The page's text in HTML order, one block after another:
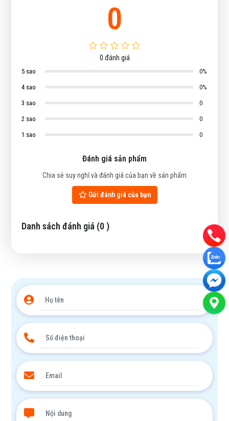
0
0 đánh giá
5 sao 0%
4 sao 0%
3 sao 0
2 sao 0
1 sao 0
Đánh giá sản phẩm
Chia sẻ suy nghĩ và đánh giá của bạn về sản phẩm
Gửi đánh giá của bạn
Danh sách đánh giá (0)